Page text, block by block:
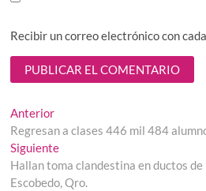
Recibir un correo electrónico con
Navegación
de
entradas
AnteriorEntrada
anterior:
Regresan a clases 446 mil 484
SiguienteEntrada
siguiente:
Hallan toma clandestina en ductos
Escobedo, Qro.